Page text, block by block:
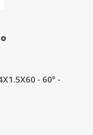
- 60° -